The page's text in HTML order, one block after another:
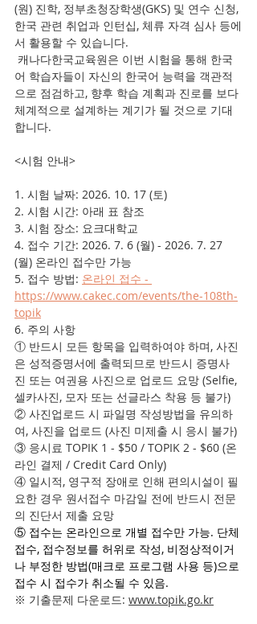
(원) 진학, 정부초청장학생(GKS) 및 연수 신청,
한국 관련 취업과 인턴십, 체류 자격 심사 등에
서 활용할 수 있습니다.
어 학습자들이 자신의 한국어 능력을 객관적
으로 점검하고, 향후 학습 계획과 진로를 보다
체계적으로 설계하는 계기가 될 것으로 기대
합니다.
<시험 안내>
1. 시험 날짜: 2026. 10. 17 (토)
2. 시험 시간: 아래 표 참조
3. 시험 장소: 요크대학교
4. 접수 기간: 2026. 7. 6 (월) - 2026. 7. 27
(월) 온라인 접수만 가능
5. 접수 방법: 온라인 접수 -
https://www.cakec.com/events/the-108th-
topik
6. 주의 사항
① 반드시 모든 항목을 입력하여야 하며, 사진
은 성적증명서에 출력되므로 반드시 증명사
진 또는 여권용 사진으로 업로드 요망 (Selfie,
셀카사진, 모자 또는 선글라스 착용 등 불가)
② 사진업로드 시 파일명 작성방법을 유의하
여, 사진을 업로드 (사진 미제출 시 응시 불가)
③ 응시료 TOPIK 1 - $50 / TOPIK 2 - $60 (온
라인 결제 / Credit Card Only)
④ 일시적, 영구적 장애로 인해 편의시설이 필
요한 경우 원서접수 마감일 전에 반드시 전문
의 진단서 제출 요망
⑤ 접수는 온라인으로 개별 접수만 가능. 단체
접수, 접수정보를 허위로 작성, 비정상적이거
나 부정한 방법(매크로 프로그램 사용 등)으로
접수 시 접수가 취소될 수 있음.
※ 기출문제 다운로드: www.topik.go.kr